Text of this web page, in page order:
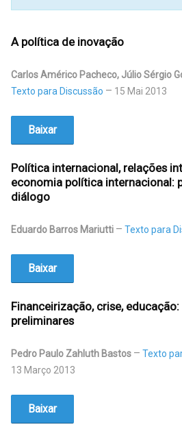
A política de inovação
Carlos Américo Pacheco, Júlio Sérgio
Texto para Discussão
15 Mai 2013
Baixar
Política internacional, relações
economia política internacional:
diálogo
Eduardo Barros Mariutti Texto para
Baixar
Financeirização, crise,
preliminares
Pedro Paulo Zahluth Bastos
Texto
13 Março 2013
Baixar